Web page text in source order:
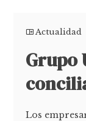
Actualidad
Grupo
Los